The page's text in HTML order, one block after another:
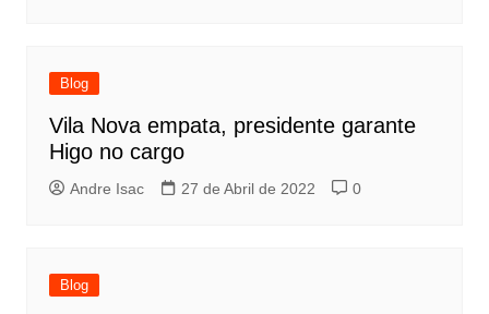
Blog
Vila Nova empata, presidente garante
Higo no cargo
Andre Isac 27 de Abril de 2022 0
Blog